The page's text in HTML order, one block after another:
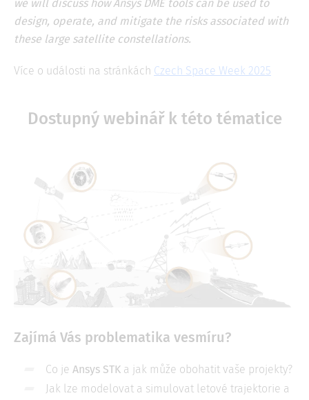
we will discuss how Ansys DME tools can be used to
design, operate, and mitigate the risks associated with
these large satellite constellations.
Více o události na stránkách Czech Space Week 2025
Dostupný webinář k této tématice
Zajímá Vás problematika vesmíru?
Co je Ansys STK a jak může obohatit vaše projekty?
Jak lze modelovat a simulovat letové trajektorie a